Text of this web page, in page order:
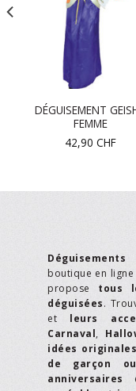
DÉGUISEMENT
FEMME
42,90 CHF
boutique en ligne
propose tous
déguisées.
et leurs
Carnaval,
idées originales
de garçon
anniversaires